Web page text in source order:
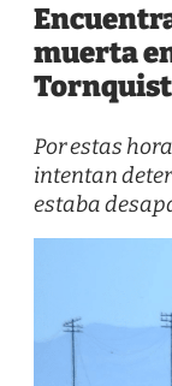
muerta
Tornquist
Por estas
intentan
estaba